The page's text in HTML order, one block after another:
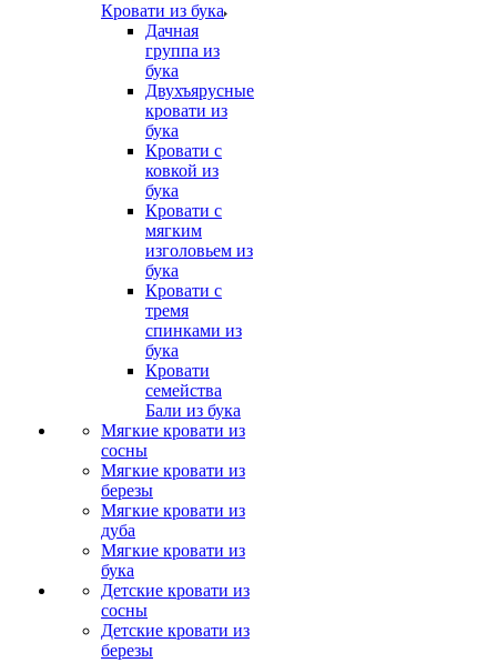
Кровати из бука
Дачная
группа из
бука
Двухъярусные
кровати из
бука
Кровати с
ковкой из
бука
Кровати с
мягким
изголовьем из
бука
Кровати с
тремя
спинками из
бука
Кровати
семейства
Бали из бука
Мягкие кровати из
сосны
Мягкие кровати из
березы
Мягкие кровати из
дуба
Мягкие кровати из
бука
Детские кровати из
сосны
Детские кровати из
березы